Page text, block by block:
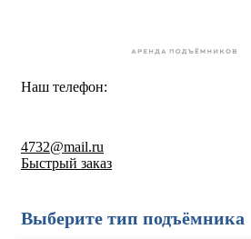
Наш телефон:
4732@mail.ru
Быстрый заказ
Выберите тип подъёмника